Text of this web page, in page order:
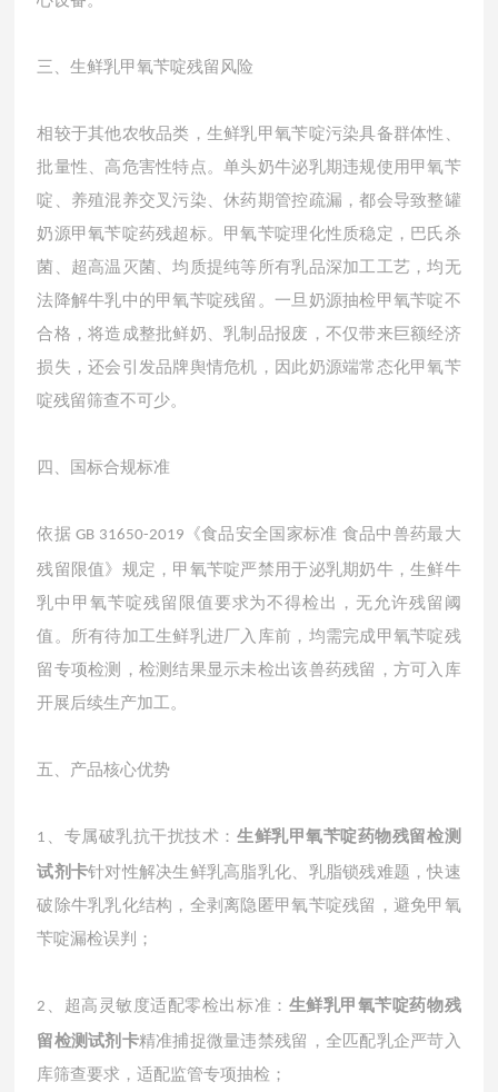
三、生鲜乳甲氧苄啶残留风险
相较于其他农牧品类，生鲜乳甲氧苄啶污染具备群体性、
批量性、高危害性特点。单头奶牛泌乳期违规使用甲氧苄
啶、养殖混养交叉污染、休药期管控疏漏，都会导致整罐
奶源甲氧苄啶药残超标。甲氧苄啶理化性质稳定，巴氏杀
菌、超高温灭菌、均质提纯等所有乳品深加工工艺，均无
法降解牛乳中的甲氧苄啶残留。一旦奶源抽检甲氧苄啶不
合格，将造成整批鲜奶、乳制品报废，不仅带来巨额经济
损失，还会引发品牌舆情危机，因此奶源端常态化甲氧苄
啶残留筛查不可少。
四、国标合规标准
依据 GB 31650-2019 《食品安全国家标准 食品中兽药最大
残留限值》规定，甲氧苄啶严禁用于泌乳期奶牛，生鲜牛
乳中甲氧苄啶残留限值要求为不得检出，无允许残留阈
值。所有待加工生鲜乳进厂入库前，均需完成甲氧苄啶残
留专项检测，检测结果显示未检出该兽药残留，方可入库
开展后续生产加工。
五、产品核心优势
1 专属破乳抗干扰技术： 生鲜乳甲氧苄啶药物残留检测
试剂卡针对性解决生鲜乳高脂乳化、乳脂锁残难题，快速
破除牛乳乳化结构，全剥离隐匿甲氧苄啶残留，避免甲氧
苄啶漏检误判；
2 超高灵敏度适配零检出标准： 生鲜乳甲氧苄啶药物残
留检测试剂卡精准捕捉微量违禁残留，全匹配乳企严苛入
库筛查要求，适配监管专项抽检；